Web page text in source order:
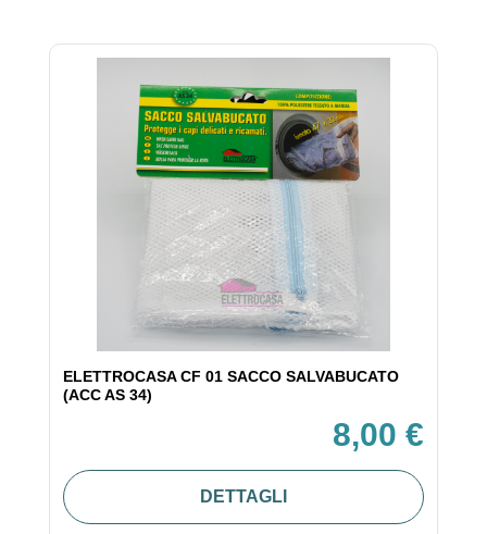
ELETTROCASA CF 01 SACCO SALVABUCATO
(ACC AS 34)
8,00 €
DETTAGLI